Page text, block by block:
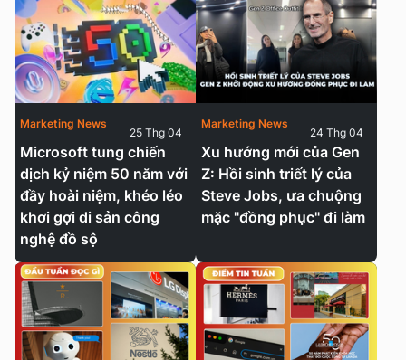
Microsoft tung chiến
dịch kỷ niệm 50 năm với
đầy hoài niệm, khéo léo
khơi gợi di sản công
nghệ đồ sộ
Marketing News
25 Thg 04
Xu hướng mới của Gen
Z: Hồi sinh triết lý của
Steve Jobs, ưa chuộng
mặc "đồng phục" đi làm
Marketing News
24 Thg 04